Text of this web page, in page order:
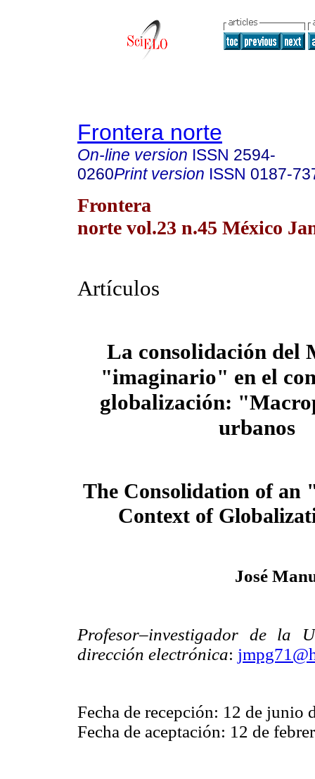
Frontera norte
On-line version ISSN 2594-
0260Print version ISSN 0187-
Frontera
norte vol.23 n.45 México
Artículos
La consolidación del
"imaginario" en el
globalización:
urbanos
The Consolidation of
Context of
José
Profesor–investigador de la
dirección electrónica:
Fecha de recepción: 12 de junio
Fecha de aceptación: 12 de